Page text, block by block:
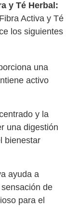
y Té Herbal:
Activa y Té
los siguientes
una
activo
y la
una digestión
bienestar
ayuda a
de
para el